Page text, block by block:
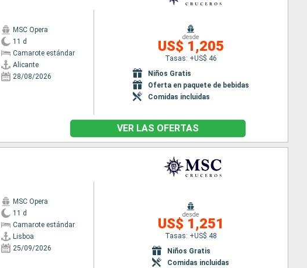
MSC Opera
11 d
Camarote estándar
Alicante
28/08/2026
desde
US$ 1,205
Tasas: +US$ 46
Niños Gratis
Oferta en paquete de bebidas
Comidas incluidas
VER LAS OFERTAS
MSC Opera
11 d
Camarote estándar
Lisboa
25/09/2026
desde
US$ 1,251
Tasas: +US$ 48
Niños Gratis
Comidas incluidas